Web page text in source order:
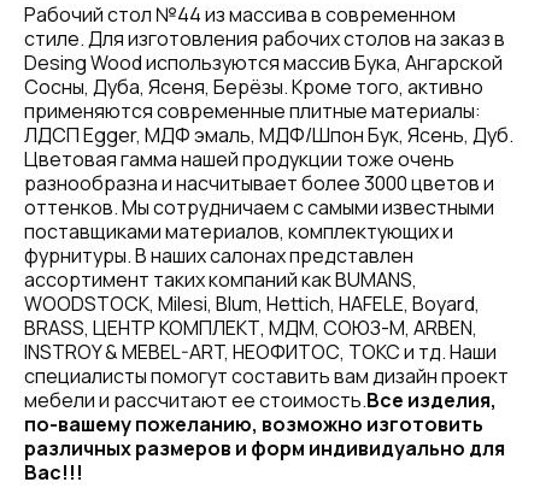
Рабочий стол №44 из массива в современном
стиле. Для изготовления рабочих столов на заказ в
Desing Wood используются массив Бука, Ангарской
Сосны, Дуба, Ясеня, Берёзы. Кроме того, активно
применяются современные плитные материалы:
ЛДСП Egger, МДФ эмаль, МДФ/Шпон Бук, Ясень, Дуб.
Цветовая гамма нашей продукции тоже очень
разнообразна и насчитывает более 3000 цветов и
оттенков. Мы сотрудничаем с самыми известными
поставщиками материалов, комплектующих и
фурнитуры. В наших салонах представлен
ассортимент таких компаний как BUMANS,
WOODSTOCK, Milesi, Blum, Hettich, HAFELE, Boyard,
BRASS, ЦЕНТР КОМПЛЕКТ, МДМ, СОЮЗ-М, ARBEN,
INSTROY & MEBEL-ART, НЕОФИТОС, ТОКС и тд. Наши
специалисты помогут составить вам дизайн проект
мебели и рассчитают ее стоимость.Все изделия,
по-вашему пожеланию, возможно изготовить
различных размеров и форм индивидуально для
Вас!!!